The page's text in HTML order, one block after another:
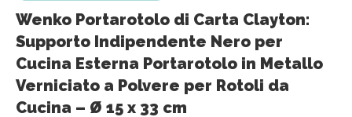
Wenko Portarotolo di Carta Clayton:
Supporto Indipendente Nero per
Cucina Esterna Portarotolo in Metallo
Verniciato a Polvere per Rotoli da
Cucina – Ø 15 x 33 cm